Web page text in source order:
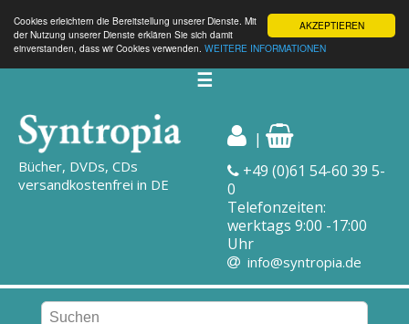
AKZEPTIEREN
Cookies erleichtern die Bereitstellung unserer Dienste. Mit
der Nutzung unserer Dienste erklären Sie sich damit
einverstanden, dass wir Cookies verwenden. WEITERE INFORMATIONEN
☰
Bücher, DVDs, CDs
versandkostenfrei in DE
|
+49 (0)61 54-60 39 5-
0
Telefonzeiten:
werktags 9:00 -17:00
Uhr
info@syntropia.de